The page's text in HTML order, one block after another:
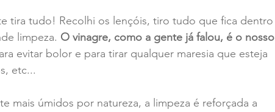
tira tudo! Recolhi os lençóis, tiro tudo que fica dentro
limpeza. O vinagre, como a gente já falou, é o nosso
evitar bolor e para tirar qualquer maresia que esteja
etc...
mais úmidos por natureza, a limpeza é reforçada a